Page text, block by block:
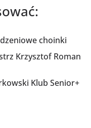
choinki
Krzysztof Roman
Klub Senior+